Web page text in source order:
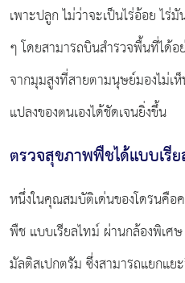
เพาะปลูก ไม่ว่าจะเป็นไร่อ้อย ไ
ๆ โดยสามารถบินสำรวจพื้นที่ได้อ
จากมุมสูงที่สายตามนุษย์มองไม่เ
แปลงของตนเองได้ชัดเจนยิ่งขึ้น
ตรวจสุขภาพพืชได้แบบเรี
หนึ่งในคุณสมบัติเด่นของโดรนคือ
พืช แบบเรียลไทม์ ผ่านกล้องพิเศ
มัลติสเปกตรัม ซึ่งสามารถแยกแย